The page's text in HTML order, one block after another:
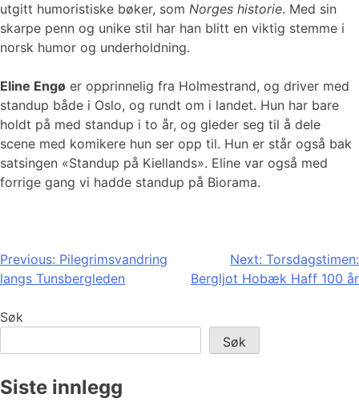
utgitt humoristiske bøker, som Norges historie. Med sin
skarpe penn og unike stil har han blitt en viktig stemme i
norsk humor og underholdning.
Eline Engø er opprinnelig fra Holmestrand, og driver med
standup både i Oslo, og rundt om i landet. Hun har bare
holdt på med standup i to år, og gleder seg til å dele
scene med komikere hun ser opp til. Hun er står også bak
satsingen «Standup på Kiellands». Eline var også med
forrige gang vi hadde standup på Biorama.
Innleggsnavigasjon
Previous: Pilegrimsvandring
langs Tunsbergleden
Next: Torsdagstimen:
Bergljot Hobæk Haff 100 år
Søk
Søk
Siste innlegg